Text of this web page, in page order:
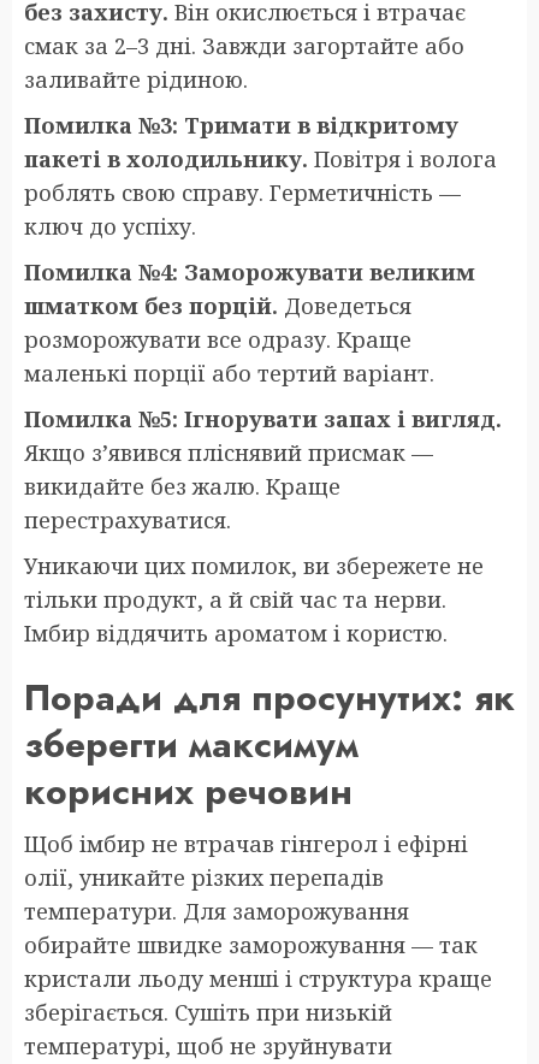
без захисту. Він окислюється і втрачає
смак за 2–3 дні. Завжди загортайте або
заливайте рідиною.
Помилка №3: Тримати в відкритому
пакеті в холодильнику. Повітря і волога
роблять свою справу. Герметичність —
ключ до успіху.
Помилка №4: Заморожувати великим
шматком без порцій. Доведеться
розморожувати все одразу. Краще
маленькі порції або тертий варіант.
Помилка №5: Ігнорувати запах і вигляд.
Якщо з’явився пліснявий присмак —
викидайте без жалю. Краще
перестрахуватися.
Уникаючи цих помилок, ви збережете не
тільки продукт, а й свій час та нерви.
Імбир віддячить ароматом і користю.
Поради для просунутих: як
зберегти максимум
корисних речовин
Щоб імбир не втрачав гінгерол і ефірні
олії, уникайте різких перепадів
температури. Для заморожування
обирайте швидке заморожування — так
кристали льоду менші і структура краще
зберігається. Сушіть при низькій
температурі, щоб не зруйнувати